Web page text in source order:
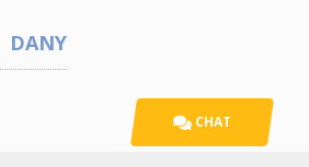
DANY
CHAT